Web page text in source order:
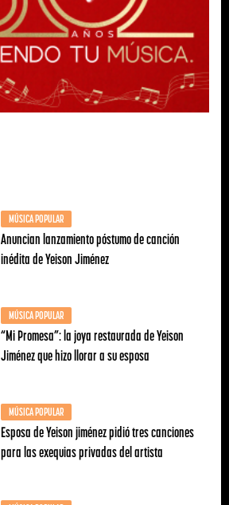
MÚSICA POPULAR
Anuncian lanzamiento póstumo de canción
inédita de Yeison Jiménez
MÚSICA POPULAR
“Mi Promesa”: la joya restaurada de Yeison
Jiménez que hizo llorar a su esposa
MÚSICA POPULAR
Esposa de Yeison jiménez pidió tres canciones
para las exequias privadas del artista